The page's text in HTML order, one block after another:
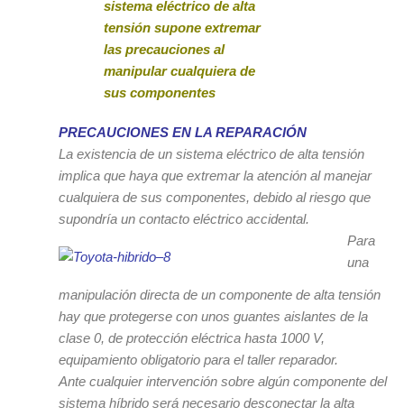
sistema eléctrico de alta
tensión supone extremar
las precauciones al
manipular cualquiera de
sus componentes
PRECAUCIONES EN LA REPARACIÓN
La existencia de un sistema eléctrico de alta tensión
implica que haya que extremar la atención al manejar
cualquiera de sus componentes, debido al riesgo que
supondría un contacto eléctrico accidental.
Para
una
manipulación directa de un componente de alta tensión
hay que protegerse con unos guantes aislantes de la
clase 0, de protección eléctrica hasta 1000 V,
equipamiento obligatorio para el taller reparador.
Ante cualquier intervención sobre algún componente del
sistema híbrido será necesario desconectar la alta